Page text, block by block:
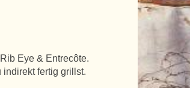
Eye & Entrecôte.
fertig grillst.